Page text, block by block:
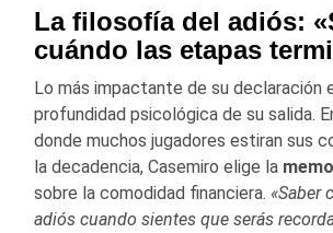
La filosofía del adiós:
cuándo las etapas
Lo más impactante de su declaración
profundidad psicológica de su salida.
donde muchos jugadores estiran sus
la decadencia, Casemiro elige la
sobre la comodidad financiera. «Saber
adiós cuando sientes que serás